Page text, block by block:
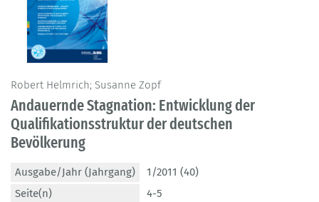
Robert Helmrich; Susanne Zopf
Andauernde Stagnation: Entwicklung der
Qualifikationsstruktur der deutschen
Bevölkerung
Ausgabe/Jahr (Jahrgang)
1/2011 (40)
Seite(n)
4-5